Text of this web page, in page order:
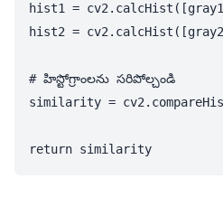
hist1 =
hist2 =
# హిస్టోగ్రాంలను సరిపోల్చండి
similarity =